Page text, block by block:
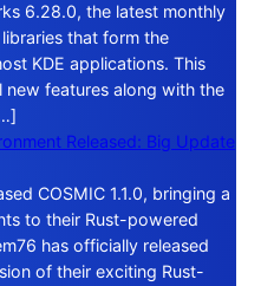
6.28.0, the latest monthly
that form the
KDE applications. This
new features along with the
Released: Big Update
COSMIC 1.1.0, bringing a
to their Rust-powered
has officially released
of their exciting Rust-